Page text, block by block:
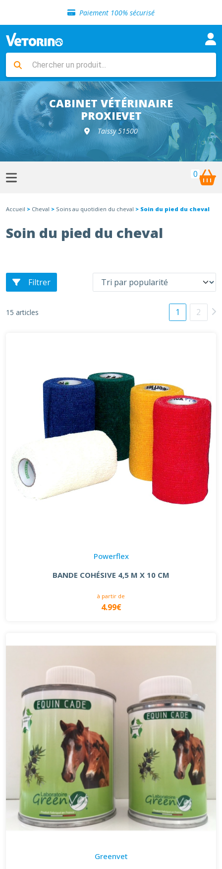
Paiement 100% sécurisé
Livraison gratuite en clinique vétérinaire
Sélection de croquettes vétérinaire
Livraison gratuite en clinique vétérinaire
Retour gratuit en clinique
Sélection de croquettes vétérinaire
CABINET VÉTÉRINAIRE
PROXIEVET
Taissy 51500
0
Accueil > Cheval > Soins au quotidien du cheval > Soin du pied du cheval
Soin du pied du cheval
Filtrer
15 articles 1 2
Powerflex
BANDE COHÉSIVE 4,5 M X 10 CM
à partir de
4.99€
Greenvet